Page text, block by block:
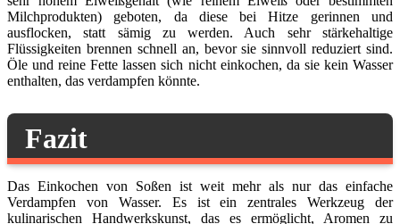
Milchprodukten) geboten, da diese bei Hitze gerinnen und
ausflocken, statt sämig zu werden. Auch sehr stärkehaltige
Flüssigkeiten brennen schnell an, bevor sie sinnvoll reduziert sind.
Öle und reine Fette lassen sich nicht einkochen, da sie kein Wasser
enthalten, das verdampfen könnte.
Fazit
Das Einkochen von Soßen ist weit mehr als nur das einfache
Verdampfen von Wasser. Es ist ein zentrales Werkzeug der
kulinarischen Handwerkskunst, das es ermöglicht, Aromen zu